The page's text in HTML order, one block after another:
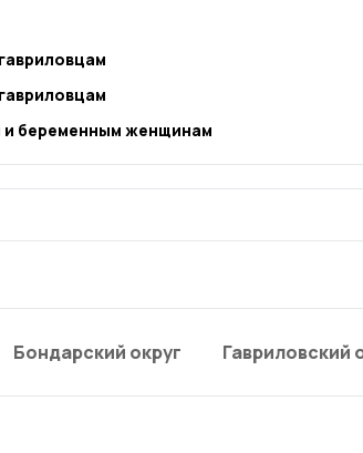
и беременным женщинам
Бондарский округ Гавриловский